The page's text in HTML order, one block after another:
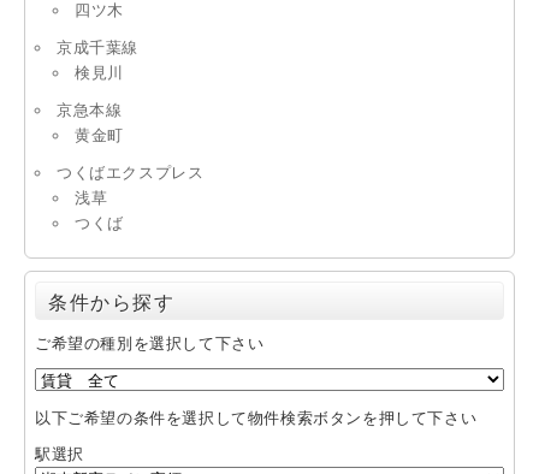
四ツ木
京成千葉線
検見川
京急本線
黄金町
つくばエクスプレス
浅草
つくば
条件から探す
ご希望の種別を選択して下さい
以下ご希望の条件を選択して物件検索ボタンを押して下さい
駅選択